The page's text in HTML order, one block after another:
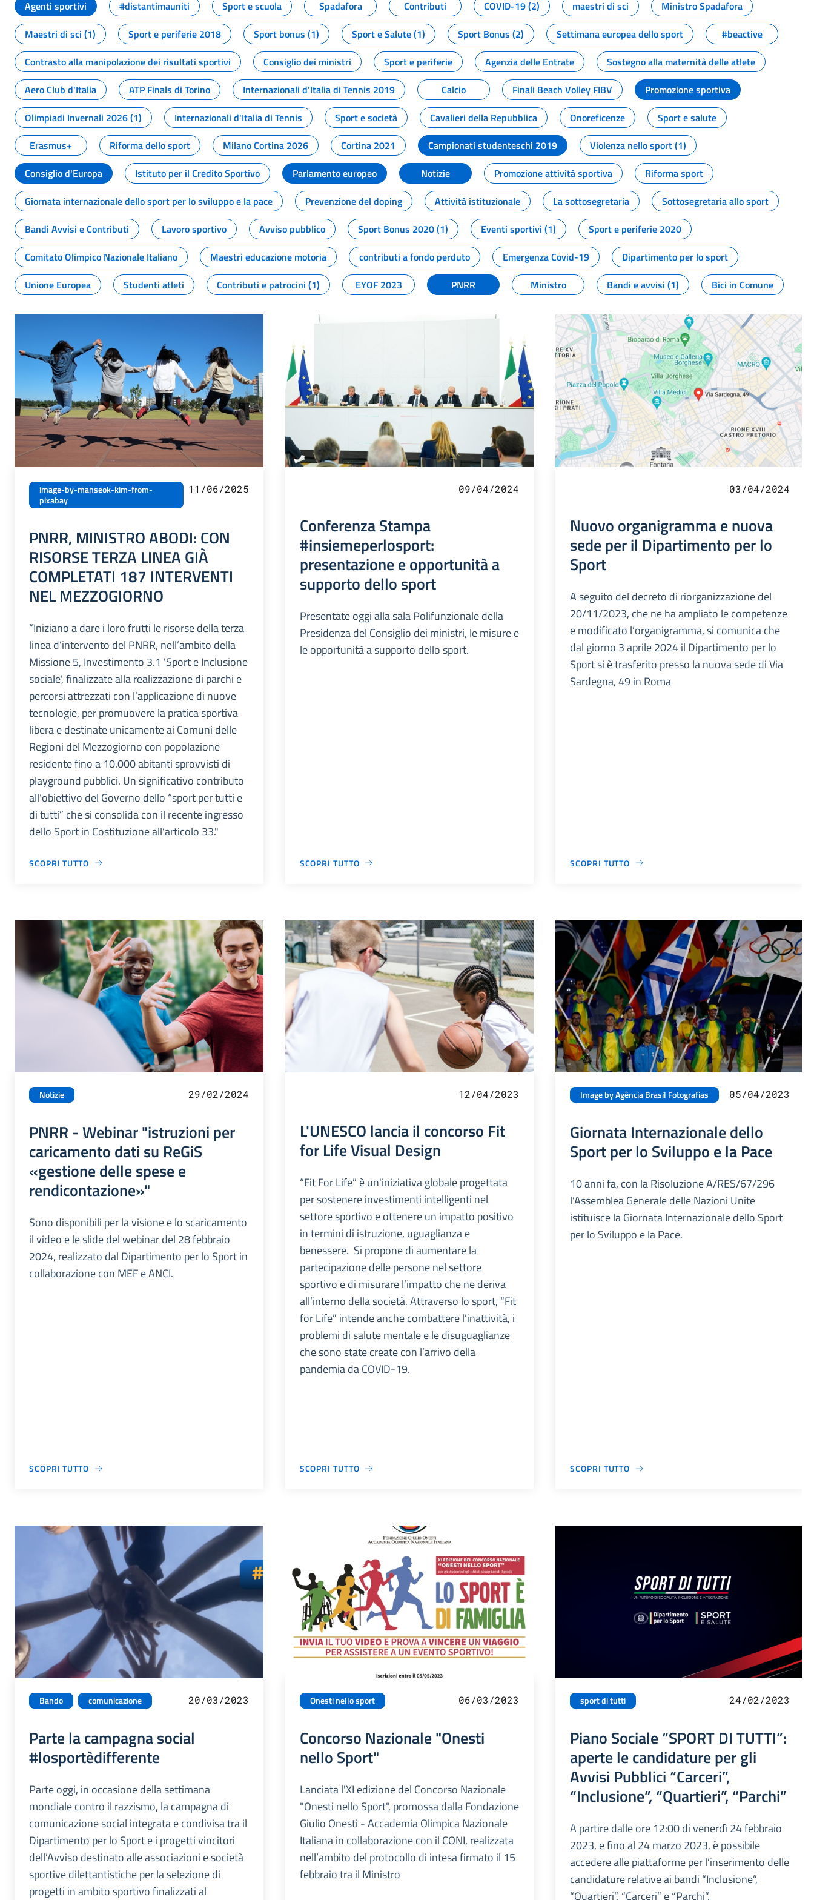
Agenti sportivi
#distantimauniti Sport e scuola Spadafora Contributi COVID-19 (2) maestri di sci
Ministro Spadafora
Maestri di sci (1)
Sport e periferie 2018 Sport bonus (1) Sport e Salute (1) Sport Bonus (2) Settimana europea dello sport
#beactive
Contrasto alla manipolazione dei risultati sportivi
Consiglio dei ministri Sport e periferie Agenzia delle Entrate
Sostegno alla maternità delle atlete
Aero Club d'Italia
ATP Finals di Torino Internazionali d'Italia di Tennis 2019 Calcio Finali Beach Volley FIBV
Promozione sportiva
Olimpiadi Invernali 2026 (1)
Internazionali d'Italia di Tennis Sport e società Cavalieri della Repubblica Onoreficenze
Sport e salute
Erasmus+
Riforma dello sport Milano Cortina 2026 Cortina 2021 Campionati studenteschi 2019
Violenza nello sport (1)
Consiglio d'Europa
Istituto per il Credito Sportivo Parlamento europeo Notizie Promozione attività sportiva
Riforma sport
Giornata internazionale dello sport per lo sviluppo e la pace
Prevenzione del doping Attività istituzionale La sottosegretaria
Sottosegretaria allo sport
Bandi Avvisi e Contributi
Lavoro sportivo Avviso pubblico Sport Bonus 2020 (1) Eventi sportivi (1)
Sport e periferie 2020
Comitato Olimpico Nazionale Italiano
Maestri educazione motoria contributi a fondo perduto Emergenza Covid-19
Dipartimento per lo sport
Unione Europea
Studenti atleti Contributi e patrocini (1) EYOF 2023 PNRR Ministro Bandi e avvisi (1) Bici in Comune
image-by-manseok-kim-from-
pixabay
11/06/2025
PNRR, MINISTRO ABODI: CON
RISORSE TERZA LINEA GIÀ
COMPLETATI 187 INTERVENTI
NEL MEZZOGIORNO
“Iniziano a dare i loro frutti le risorse della terza
linea d’intervento del PNRR, nell’ambito della
Missione 5, Investimento 3.1 'Sport e Inclusione
sociale', finalizzate alla realizzazione di parchi e
percorsi attrezzati con l’applicazione di nuove
tecnologie, per promuovere la pratica sportiva
libera e destinate unicamente ai Comuni delle
Regioni del Mezzogiorno con popolazione
residente fino a 10.000 abitanti sprovvisti di
playground pubblici. Un significativo contributo
all’obiettivo del Governo dello “sport per tutti e
di tutti” che si consolida con il recente ingresso
dello Sport in Costituzione all’articolo 33."
SCOPRI TUTTO
09/04/2024
Conferenza Stampa
#insiemeperlosport:
presentazione e opportunità a
supporto dello sport
Presentate oggi alla sala Polifunzionale della
Presidenza del Consiglio dei ministri, le misure e
le opportunità a supporto dello sport.
SCOPRI TUTTO
03/04/2024
Nuovo organigramma e nuova
sede per il Dipartimento per lo
Sport
A seguito del decreto di riorganizzazione del
20/11/2023, che ne ha ampliato le competenze
e modificato l’organigramma, si comunica che
dal giorno 3 aprile 2024 il Dipartimento per lo
Sport si è trasferito presso la nuova sede di Via
Sardegna, 49 in Roma
SCOPRI TUTTO
Notizie 29/02/2024
PNRR - Webinar "istruzioni per
caricamento dati su ReGiS
«gestione delle spese e
rendicontazione»"
Sono disponibili per la visione e lo scaricamento
il video e le slide del webinar del 28 febbraio
2024, realizzato dal Dipartimento per lo Sport in
collaborazione con MEF e ANCI.
SCOPRI TUTTO
12/04/2023
L'UNESCO lancia il concorso Fit
for Life Visual Design
“Fit For Life” è un'iniziativa globale progettata
per sostenere investimenti intelligenti nel
settore sportivo e ottenere un impatto positivo
in termini di istruzione, uguaglianza e
benessere. Si propone di aumentare la
partecipazione delle persone nel settore
sportivo e di misurare l’impatto che ne deriva
all’interno della società. Attraverso lo sport, “Fit
for Life” intende anche combattere l’inattività, i
problemi di salute mentale e le disuguaglianze
che sono state create con l’arrivo della
pandemia da COVID-19.
SCOPRI TUTTO
Image by Agência Brasil Fotografias 05/04/2023
Giornata Internazionale dello
Sport per lo Sviluppo e la Pace
10 anni fa, con la Risoluzione A/RES/67/296
l’Assemblea Generale delle Nazioni Unite
istituisce la Giornata Internazionale dello Sport
per lo Sviluppo e la Pace.
SCOPRI TUTTO
Bando comunicazione 20/03/2023
Parte la campagna social
#losportèdifferente
Parte oggi, in occasione della settimana
mondiale contro il razzismo, la campagna di
comunicazione social integrata e condivisa tra il
Dipartimento per lo Sport e i progetti vincitori
dell’Avviso destinato alle associazioni e società
sportive dilettantistiche per la selezione di
progetti in ambito sportivo finalizzati al
Onesti nello sport 06/03/2023
Concorso Nazionale "Onesti
nello Sport"
Lanciata l'XI edizione del Concorso Nazionale
"Onesti nello Sport", promossa dalla Fondazione
Giulio Onesti - Accademia Olimpica Nazionale
Italiana in collaborazione con il CONI, realizzata
nell’ambito del protocollo di intesa firmato il 15
febbraio tra il Ministro
sport di tutti 24/02/2023
Piano Sociale “SPORT DI TUTTI”:
aperte le candidature per gli
Avvisi Pubblici “Carceri”,
“Inclusione”, “Quartieri”, “Parchi”
A partire dalle ore 12:00 di venerdì 24 febbraio
2023, e fino al 24 marzo 2023, è possibile
accedere alle piattaforme per l’inserimento delle
candidature relative ai bandi “Inclusione”,
“Quartieri”, “Carceri” e “Parchi”.